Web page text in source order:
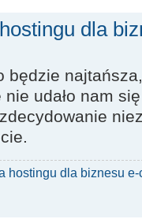
dla
będzie
udało nam
hostingu dla biznesu e-